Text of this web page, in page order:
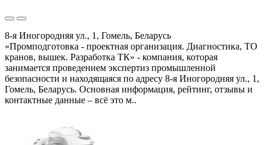
8-я Иногородняя ул., 1, Гомель, Беларусь
«Промподготовка - проектная организация. Диагностика, ТО
кранов, вышек. Разработка ТК» - компания, которая
занимается проведением экспертиз промышленной
безопасности и находящаяся по адресу 8-я Иногородняя ул., 1,
Гомель, Беларусь. Основная информация, рейтинг, отзывы и
контактные данные – всё это м..